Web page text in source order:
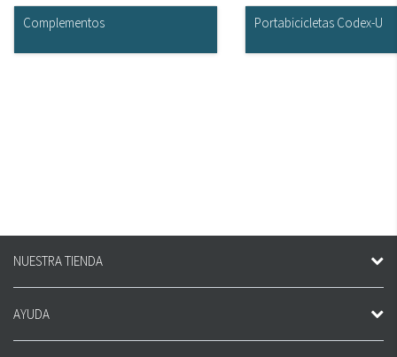
Complementos Portabicicletas Codex-U
NUESTRA TIENDA
AYUDA